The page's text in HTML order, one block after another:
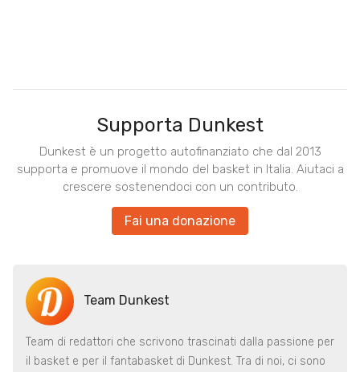
Supporta Dunkest
Dunkest è un progetto autofinanziato che dal 2013
supporta e promuove il mondo del basket in Italia. Aiutaci a
crescere sostenendoci con un contributo.
Fai una donazione
Team Dunkest
Team di redattori che scrivono trascinati dalla passione per
il basket e per il fantabasket di Dunkest. Tra di noi, ci sono